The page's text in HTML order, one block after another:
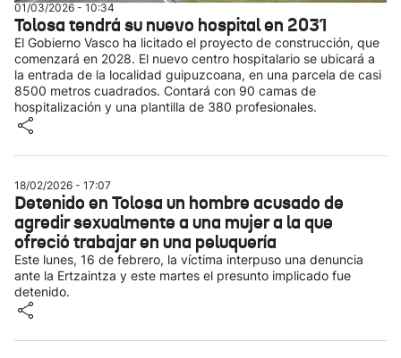
01/03/2026 - 10:34
Tolosa tendrá su nuevo hospital en 2031
El Gobierno Vasco ha licitado el proyecto de construcción, que
comenzará en 2028. El nuevo centro hospitalario se ubicará a
la entrada de la localidad guipuzcoana, en una parcela de casi
8500 metros cuadrados. Contará con 90 camas de
hospitalización y una plantilla de 380 profesionales.
18/02/2026 - 17:07
Detenido en Tolosa un hombre acusado de
agredir sexualmente a una mujer a la que
ofreció trabajar en una peluquería
Este lunes, 16 de febrero, la víctima interpuso una denuncia
ante la Ertzaintza y este martes el presunto implicado fue
detenido.